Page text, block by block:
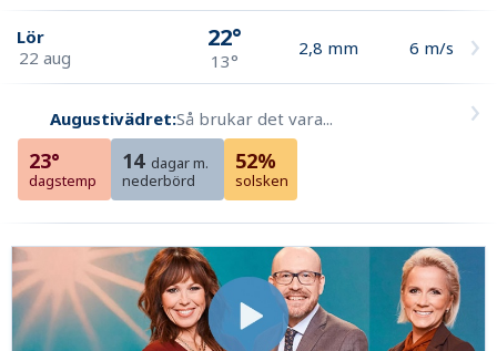
Lör
22 aug
22°
13°
2,8 mm 6 m/s
Augustivädret:Så brukar det vara...
23°
dagstemp
14 dagar m.
nederbörd
52%
solsken